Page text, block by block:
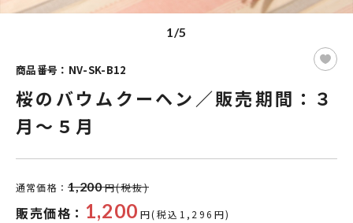
1/5
商品番号：NV-SK-B12
桜のバウムクーヘン／販売期間：３
月～５月
通常価格： 1,200円(税抜)
販売価格： 1,200 円(税込1,296円)